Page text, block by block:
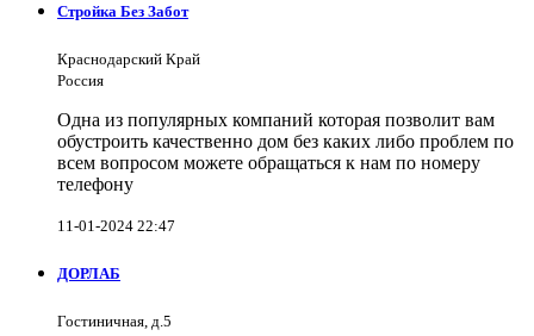
Стройка Без Забот
Краснодарский Край
Россия
Одна из популярных компаний которая позволит вам
обустроить качественно дом без каких либо проблем по
всем вопросом можете обращаться к нам по номеру
телефону
11-01-2024 22:47
ДОРЛАБ
Гостиничная, д.5